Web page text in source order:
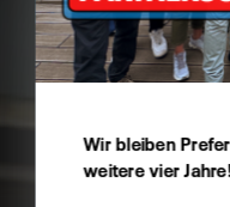
Diese Website
hierbei angeben,
Technisch
Wir bleiben
weitere vier